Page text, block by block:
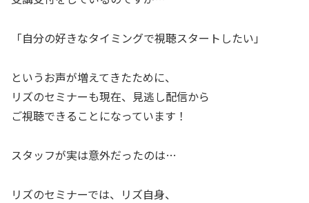
「自分の好きなタイミングで視聴スタートしたい」
というお声が増えてきたために、
リズのセミナーも現在、見逃し配信から
ご視聴できることになっています！
スタッフが実は意外だったのは…
リズのセミナーでは、リズ自身、